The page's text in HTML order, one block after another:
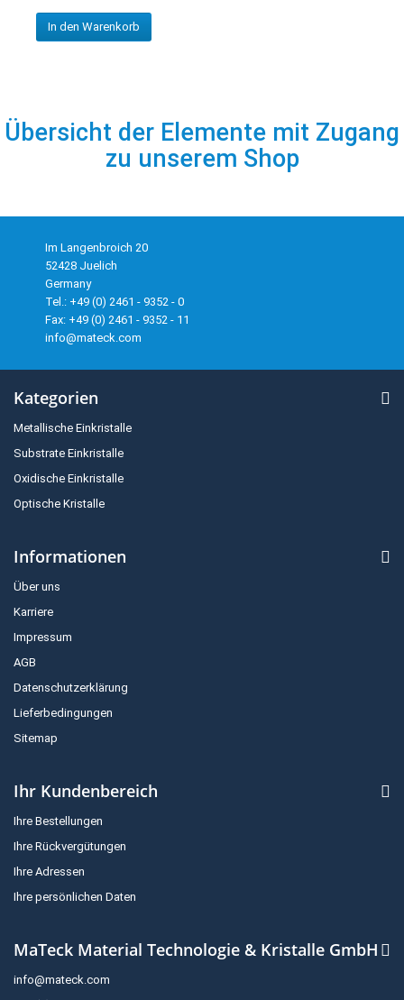
In den Warenkorb
Übersicht der Elemente mit Zugang
zu unserem Shop
Im Langenbroich 20
52428 Juelich
Germany
Tel.: +49 (0) 2461 - 9352 - 0
Fax: +49 (0) 2461 - 9352 - 11
info@mateck.com
Kategorien
Metallische Einkristalle
Substrate Einkristalle
Oxidische Einkristalle
Optische Kristalle
Informationen
Über uns
Karriere
Impressum
AGB
Datenschutzerklärung
Lieferbedingungen
Sitemap
Ihr Kundenbereich
Ihre Bestellungen
Ihre Rückvergütungen
Ihre Adressen
Ihre persönlichen Daten
MaTeck Material Technologie & Kristalle GmbH
info@mateck.com